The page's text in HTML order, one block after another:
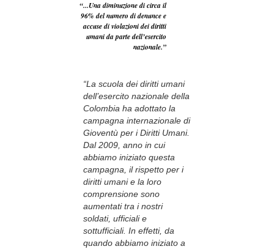
“...Una diminuzione di circa il
96% del numero di denunce e
accuse di violazioni dei diritti
umani da parte dell’esercito
nazionale.”
“La scuola dei diritti umani
dell’esercito nazionale della
Colombia ha adottato la
campagna internazionale di
Gioventù per i Diritti Umani.
Dal 2009, anno in cui
abbiamo iniziato questa
campagna, il rispetto per i
diritti umani e la loro
comprensione sono
aumentati tra i nostri
soldati, ufficiali e
sottufficiali. In effetti, da
quando abbiamo iniziato a